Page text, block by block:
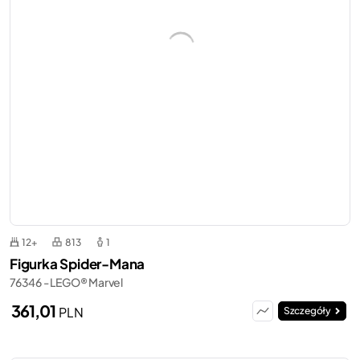
12+ 813 1
Figurka Spider-Mana
76346 - LEGO® Marvel
361,01 PLN Szczegóły